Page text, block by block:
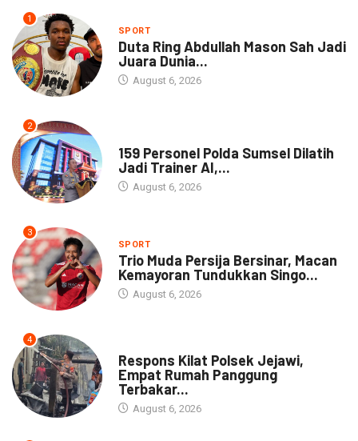
1
SPORT
Duta Ring Abdullah Mason Sah Jadi
Juara Dunia...
August 6, 2026
2
159 Personel Polda Sumsel Dilatih
Jadi Trainer AI,...
August 6, 2026
3
SPORT
Trio Muda Persija Bersinar, Macan
Kemayoran Tundukkan Singo...
August 6, 2026
4
Respons Kilat Polsek Jejawi,
Empat Rumah Panggung
Terbakar...
August 6, 2026